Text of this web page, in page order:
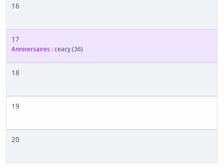
16
17
Anniversaires :ceacy(36)
18
19
20